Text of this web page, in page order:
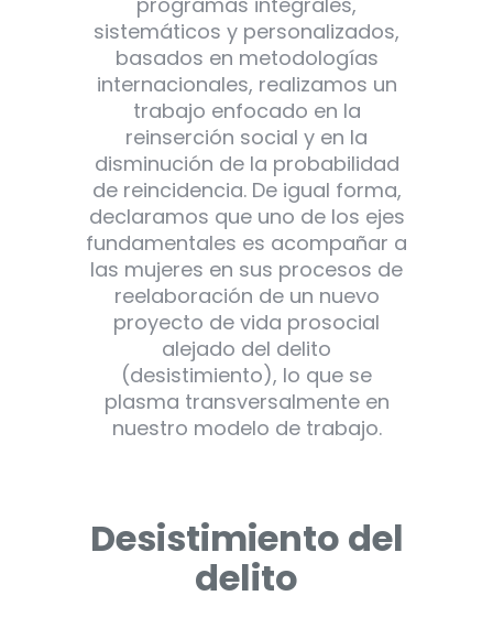
sistemáticos y personalizados,
basados en metodologías
internacionales, realizamos un
trabajo enfocado en la
reinserción social y en la
disminución de la probabilidad
de reincidencia. De igual forma,
declaramos que uno de los ejes
fundamentales es acompañar a
las mujeres en sus procesos de
reelaboración de un nuevo
proyecto de vida prosocial
alejado del delito
(desistimiento), lo que se
plasma transversalmente en
nuestro modelo de trabajo.
Desistimiento del
delito